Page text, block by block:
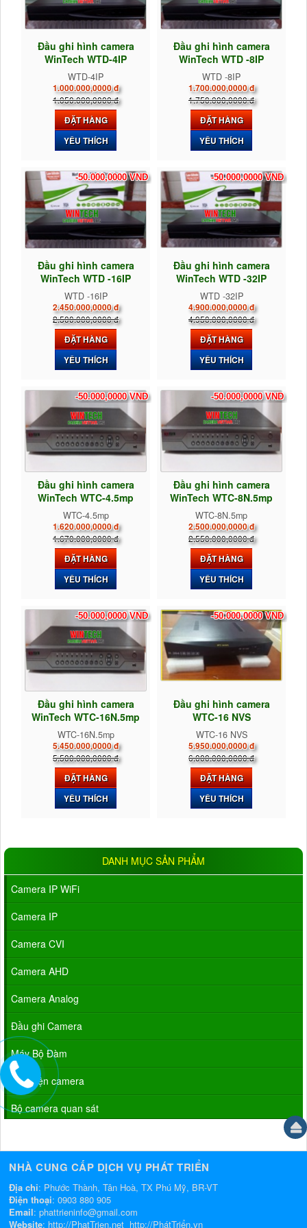
Đầu ghi hình camera
WinTech WTD-4IP
WTD-4IP
1.000.000,0000 đ
1.050.000,0000 đ
ĐẶT HÀNG
YÊU THÍCH
Đầu ghi hình camera
WinTech WTD -8IP
WTD -8IP
1.700.000,0000 đ
1.750.000,0000 đ
ĐẶT HÀNG
YÊU THÍCH
-50.000,0000 VND
Đầu ghi hình camera
WinTech WTD -16IP
WTD -16IP
2.450.000,0000 đ
2.500.000,0000 đ
ĐẶT HÀNG
YÊU THÍCH
-50.000,0000 VND
Đầu ghi hình camera
WinTech WTD -32IP
WTD -32IP
4.900.000,0000 đ
4.950.000,0000 đ
ĐẶT HÀNG
YÊU THÍCH
-50.000,0000 VND
Đầu ghi hình camera
WinTech WTC-4.5mp
WTC-4.5mp
1.620.000,0000 đ
1.670.000,0000 đ
ĐẶT HÀNG
YÊU THÍCH
-50.000,0000 VND
Đầu ghi hình camera
WinTech WTC-8N.5mp
WTC-8N.5mp
2.500.000,0000 đ
2.550.000,0000 đ
ĐẶT HÀNG
YÊU THÍCH
-50.000,0000 VND
Đầu ghi hình camera
WinTech WTC-16N.5mp
WTC-16N.5mp
5.450.000,0000 đ
5.500.000,0000 đ
ĐẶT HÀNG
YÊU THÍCH
-50.000,0000 VND
Đầu ghi hình camera
WTC-16 NVS
WTC-16 NVS
5.950.000,0000 đ
6.000.000,0000 đ
ĐẶT HÀNG
YÊU THÍCH
DANH MỤC SẢN PHẨM
Camera IP WiFi
Camera IP
Camera CVI
Camera AHD
Camera Analog
Đầu ghi Camera
Máy Bộ Đàm
Phụ kiện camera
Bộ camera quan sát
NHÀ CUNG CẤP DỊCH VỤ PHÁT TRIỂN
Địa chỉ: Phước Thành, Tân Hoà, TX Phú Mỹ, BR-VT
Điện thoại: 0903 880 905
Email: phattrieninfo@gmail.com
Website: http://PhatTrien.net http://PhátTriển.vn